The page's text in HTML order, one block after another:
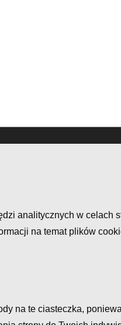
analitycznych w celach
na temat plików
na te ciasteczka,